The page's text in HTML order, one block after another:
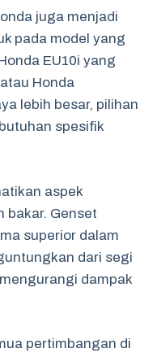
juga menjadi
pada model yang
EU10i yang
Honda
lebih besar, pilihan
spesifik
aspek
bakar. Genset
superior dalam
dari segi
dampak
pertimbangan di